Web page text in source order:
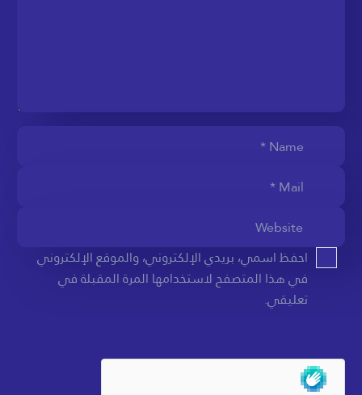
احفظ اسمي، بريدي الإلكتروني، والموقع الإلكتروني
في هذا المتصفح لاستخدامها المرة المقبلة في
تعليقي.